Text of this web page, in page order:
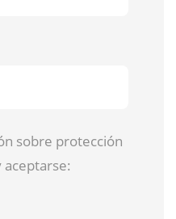
sobre protección